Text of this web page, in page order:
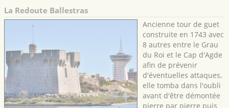
La Redoute Ballestras
Ancienne tour de guet
construite en 1743 avec
8 autres entre le Grau
du Roi et le Cap d'Agde
afin de prévenir
d'éventuelles attaques,
elle tomba dans l'oubli
avant d'être démontée
pierre par pierre puis